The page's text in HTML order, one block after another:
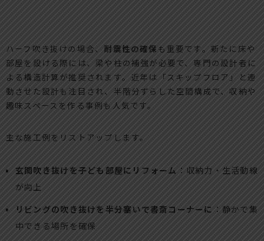
ハーフ吹き抜けの場合、 耐震性の確保 も重要です。新たに床や
部屋を設ける際には、梁や柱の補強が必要で、専門の設計者に
よる構造計算が推奨されます。近年は「スキップフロア」と連
動させた設計も注目され、半階分ずらした空間構成で、収納や
趣味スペースを作る事例も人気です。
主な施工例をリストアップします。
玄関吹き抜けを子ども部屋にリフォーム ：収納力・生活動線
が向上
リビングの吹き抜けを半分塞いで書斎コーナーに ：静かで集
中できる場所を確保